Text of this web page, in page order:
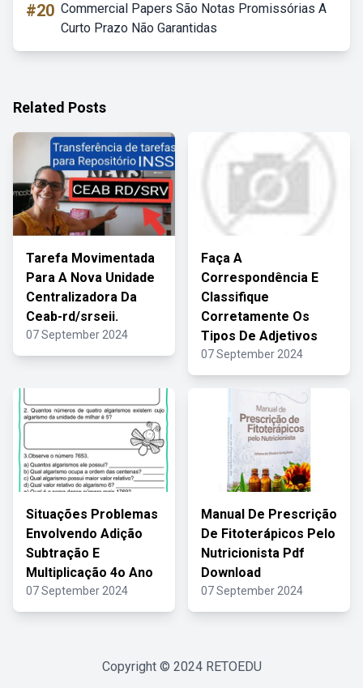
#20 Commercial Papers São Notas Promissórias A
Curto Prazo Não Garantidas
Related Posts
Tarefa Movimentada
Para A Nova Unidade
Centralizadora Da
Ceab-rd/srseii.
07 September 2024
Faça A
Correspondência E
Classifique
Corretamente Os
Tipos De Adjetivos
07 September 2024
Situações Problemas
Envolvendo Adição
Subtração E
Multiplicação 4o Ano
07 September 2024
Manual De Prescrição
De Fitoterápicos Pelo
Nutricionista Pdf
Download
07 September 2024
Copyright © 2024 RETOEDU